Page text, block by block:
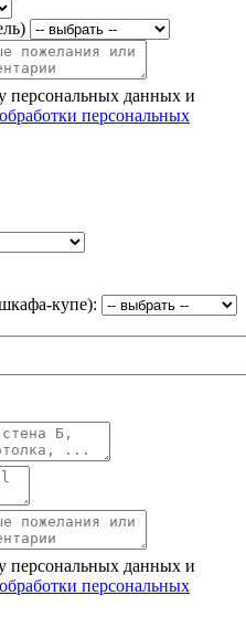
персональных данных и
персональных
купе):
персональных данных и
персональных